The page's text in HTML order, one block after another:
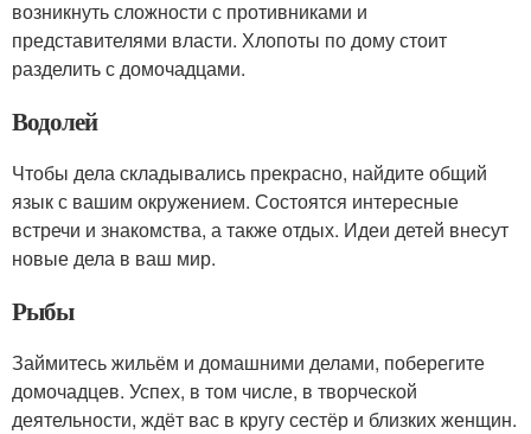
возникнуть сложности с противниками и
представителями власти. Хлопоты по дому стоит
разделить с домочадцами.
Водолей
Чтобы дела складывались прекрасно, найдите общий
язык с вашим окружением. Состоятся интересные
встречи и знакомства, а также отдых. Идеи детей внесут
новые дела в ваш мир.
Рыбы
Займитесь жильём и домашними делами, поберегите
домочадцев. Успех, в том числе, в творческой
деятельности, ждёт вас в кругу сестёр и близких женщин.